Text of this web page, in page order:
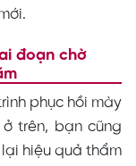
đoạn chờ
phục hồi mày
trên, bạn cũng
hiệu quả thẩm